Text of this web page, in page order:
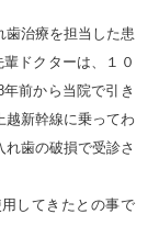
歯治療を担当した患
ドクターは、１０
前から当院で引き
越新幹線に乗ってわ
歯の破損で受診さ
してきたとの事で